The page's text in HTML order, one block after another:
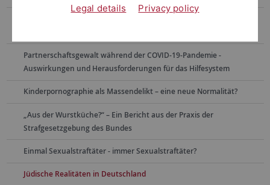
Partnerschaftsgewalt während der COVID-19-Pandemie -
Auswirkungen und Herausforderungen für das Hilfesystem
Kinderpornographie als Massendelikt – eine neue Normalität?
„Aus der Wurstküche?“ – Ein Bericht aus der Praxis der
Strafgesetzgebung des Bundes
Einmal Sexualstraftäter - immer Sexualstraftäter?
Jüdische Realitäten in Deutschland
Legal details Privacy policy